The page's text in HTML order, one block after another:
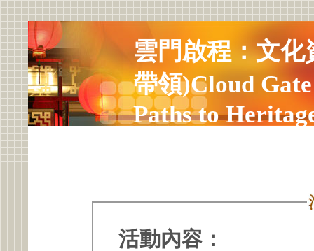
雲門啟程：文
帶領)Cloud
Paths to
活動內容：